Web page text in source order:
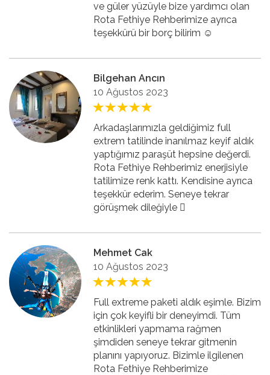
ve güler yüzüyle bize yardımcı olan
Rota Fethiye Rehberimize ayrıca
teşekkürü bir borç bilirim ☺️
Bilgehan Ancın
10 Ağustos 2023
Arkadaşlarımızla geldiğimiz full
extrem tatilinde inanılmaz keyif aldık
yaptığımız paraşüt hepsine değerdi.
Rota Fethiye Rehberimiz enerjisiyle
tatilimize renk kattı. Kendisine ayrıca
teşekkür ederim. Seneye tekrar
görüşmek dileğiyle 🏻
Mehmet Cak
10 Ağustos 2023
Full extreme paketi aldık eşimle. Bizim
için çok keyifli bir deneyimdi. Tüm
etkinlikleri yapmama rağmen
şimdiden seneye tekrar gitmenin
planını yapıyoruz. Bizimle ilgilenen
Rota Fethiye Rehberimize